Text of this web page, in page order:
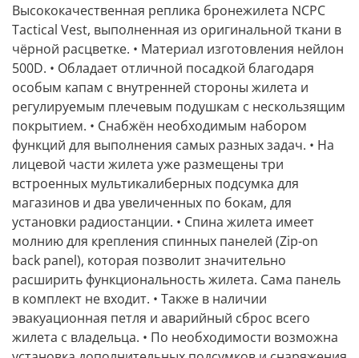
Высококачественная реплика бронежилета NCPC
Tactical Vest, выполненная из оригинальной ткани в
чёрной расцветке. • Материал изготовления нейлон
500D. • Обладает отличной посадкой благодаря
особым капам с внутренней стороны жилета и
регулируемым плечевым подушкам с нескользящим
покрытием. • Снабжён необходимым набором
функций для выполнения самых разных задач. • На
лицевой части жилета уже размещены три
встроенных мультикалиберных подсумка для
магазинов и два увеличенных по бокам, для
установки радиостанции. • Спина жилета имеет
молнию для крепления спинных панелей (Zip-on
back panel), которая позволит значительно
расширить функциональность жилета. Сама панель
в комплект не входит. • Также в наличии
эвакуационная петля и аварийный сброс всего
жилета с владельца. • По необходимости возможна